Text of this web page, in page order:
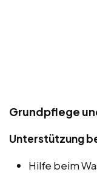
Grundpflege
Unterstützung
Hilfe beim